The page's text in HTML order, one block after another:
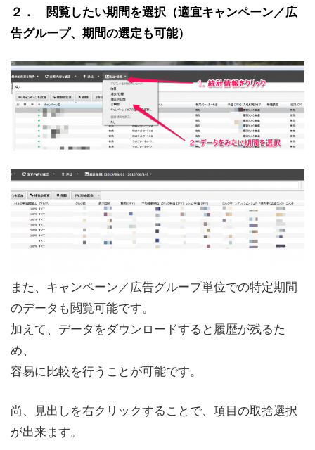
２． 閲覧したい期間を選択（適宜キャンペーン／広
告グループ、期間の選定も可能）
また、キャンペーン／広告グループ単位での特定期間
のデータも閲覧可能です。
加えて、データをダウンロードすると履歴が残るた
め、
容易に比較を行うことが可能です。
尚、見出しを右クリックすることで、項目の取捨選択
が出来ます。